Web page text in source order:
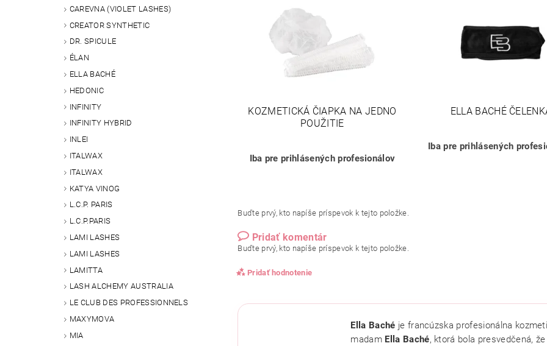
CAREVNA (VIOLET LASHES)
CREATOR SYNTHETIC
DR. SPICULE
ÉLAN
ELLA BACHÉ
HEDONIC
INFINITY
INFINITY HYBRID
INLEI
ITALWAX
ITALWAX
KATYA VINOG
L.C.P. PARIS
L.C.P.PARIS
LAMI LASHES
LAMI LASHES
LAMITTA
LASH ALCHEMY AUSTRALIA
LE CLUB DES PROFESSIONNELS
MAXYMOVA
MIA
KOZMETICKÁ ČIAPKA NA JEDNO
POUŽITIE
Iba pre prihlásených profesionálov
ELLA BACHÉ
Iba pre prihlásených
Buďte prvý, kto napíše príspevok k tejto položke.
Pridať komentár
Buďte prvý, kto napíše príspevok k tejto položke.
Pridať hodnotenie
Ella Baché je francúzska profesionálna
madam Ella Baché, ktorá bola presvedčená,